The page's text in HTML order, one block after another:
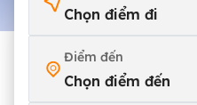
Chọn điểm đi
Điểm đến
Chọn điểm đến